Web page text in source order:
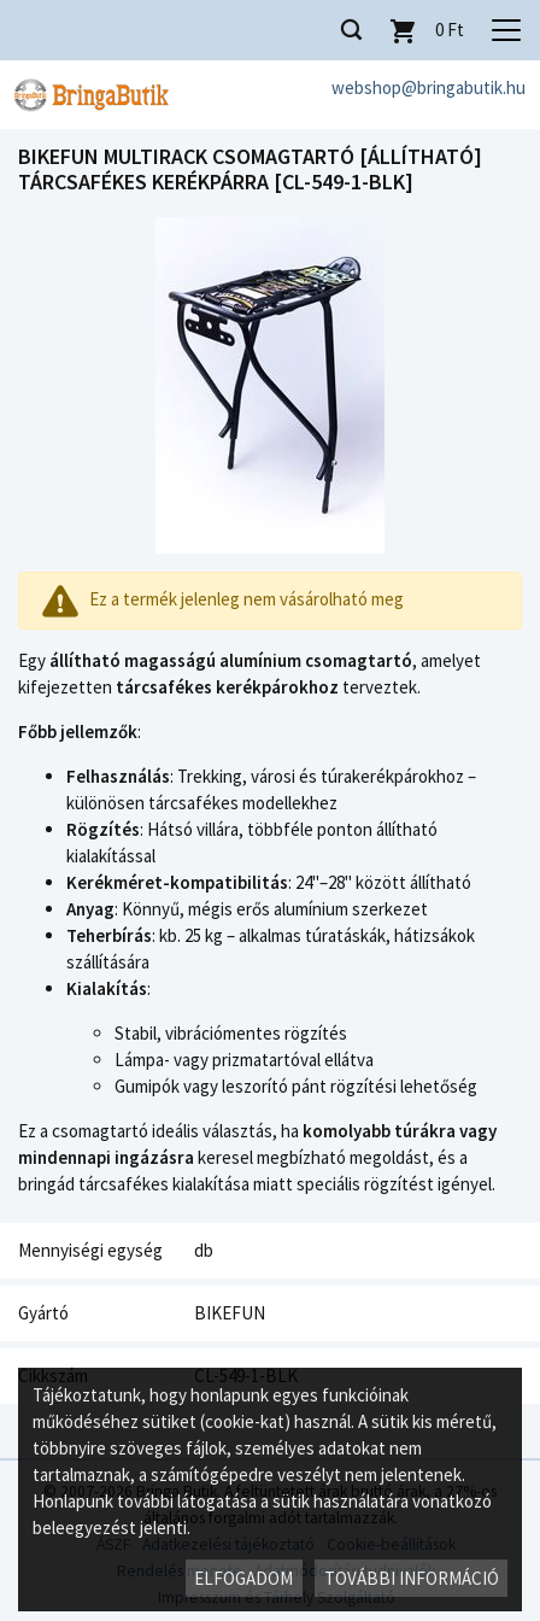
webshop@bringabutik.hu
0 Ft
BIKEFUN MULTIRACK CSOMAGTARTÓ [ÁLLÍTHATÓ]
TÁRCSAFÉKES KERÉKPÁRRA [CL-549-1-BLK]
Ez a termék jelenleg nem vásárolható meg
Egy állítható magasságú alumínium csomagtartó, amelyet
kifejezetten tárcsafékes kerékpárokhoz terveztek.
Főbb jellemzők:
Felhasználás: Trekking, városi és túrakerékpárokhoz –
különösen tárcsafékes modellekhez
Rögzítés: Hátsó villára, többféle ponton állítható
kialakítással
Kerékméret-kompatibilitás: 24"–28" között állítható
Anyag: Könnyű, mégis erős alumínium szerkezet
Teherbírás: kb. 25 kg – alkalmas túratáskák, hátizsákok
szállítására
Kialakítás:
Stabil, vibrációmentes rögzítés
Lámpa- vagy prizmatartóval ellátva
Gumipók vagy leszorító pánt rögzítési lehetőség
Ez a csomagtartó ideális választás, ha komolyabb túrákra vagy
mindennapi ingázásra keresel megbízható megoldást, és a
bringád tárcsafékes kialakítása miatt speciális rögzítést igényel.
Mennyiségi egység db
Gyártó BIKEFUN
Cikkszám CL-549-1-BLK
© 2007-2026 Bringa Butik. A feltüntetett árak bruttó árak, a 27%-os
általános forgalmi adót tartalmazzák.
ÁSZF
Adatkezelési tájékoztató
Cookie-beállítások
Rendelés menete
Adatmódosítási tudnivalók
Impresszum és Tárhely Szolgáltató
Tájékoztatunk, hogy honlapunk egyes funkcióinak
működéséhez sütiket (cookie-kat) használ. A sütik kis méretű,
többnyire szöveges fájlok, személyes adatokat nem
tartalmaznak, a számítógépedre veszélyt nem jelentenek.
Honlapunk további látogatása a sütik használatára vonatkozó
beleegyezést jelenti.
ELFOGADOM TOVÁBBI INFORMÁCIÓ